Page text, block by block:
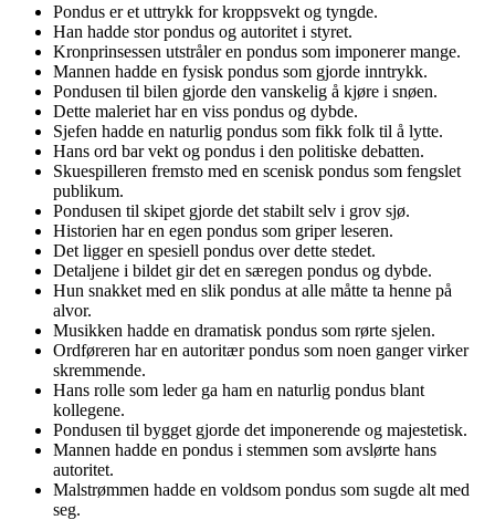
Pondus er et uttrykk for kroppsvekt og tyngde.
Han hadde stor pondus og autoritet i styret.
Kronprinsessen utstråler en pondus som imponerer mange.
Mannen hadde en fysisk pondus som gjorde inntrykk.
Pondusen til bilen gjorde den vanskelig å kjøre i snøen.
Dette maleriet har en viss pondus og dybde.
Sjefen hadde en naturlig pondus som fikk folk til å lytte.
Hans ord bar vekt og pondus i den politiske debatten.
Skuespilleren fremsto med en scenisk pondus som fengslet
publikum.
Pondusen til skipet gjorde det stabilt selv i grov sjø.
Historien har en egen pondus som griper leseren.
Det ligger en spesiell pondus over dette stedet.
Detaljene i bildet gir det en særegen pondus og dybde.
Hun snakket med en slik pondus at alle måtte ta henne på
alvor.
Musikken hadde en dramatisk pondus som rørte sjelen.
Ordføreren har en autoritær pondus som noen ganger virker
skremmende.
Hans rolle som leder ga ham en naturlig pondus blant
kollegene.
Pondusen til bygget gjorde det imponerende og majestetisk.
Mannen hadde en pondus i stemmen som avslørte hans
autoritet.
Malstrømmen hadde en voldsom pondus som sugde alt med
seg.